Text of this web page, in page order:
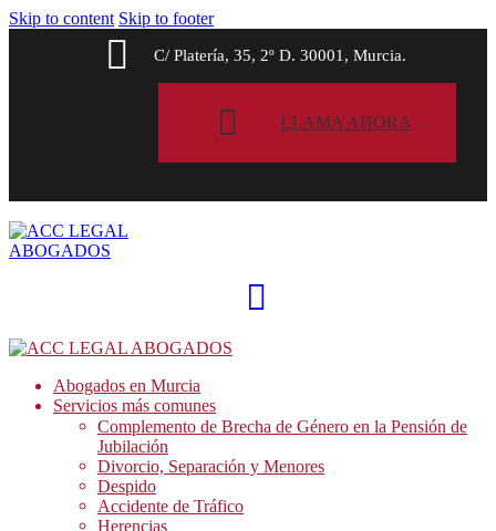
Skip to content Skip to footer
C/ Platería, 35, 2º D. 30001, Murcia.
LLAMA AHORA
Abogados en Murcia
Servicios más comunes
Complemento de Brecha de Género en la Pensión de
Jubilación
Divorcio, Separación y Menores
Despido
Accidente de Tráfico
Herencias